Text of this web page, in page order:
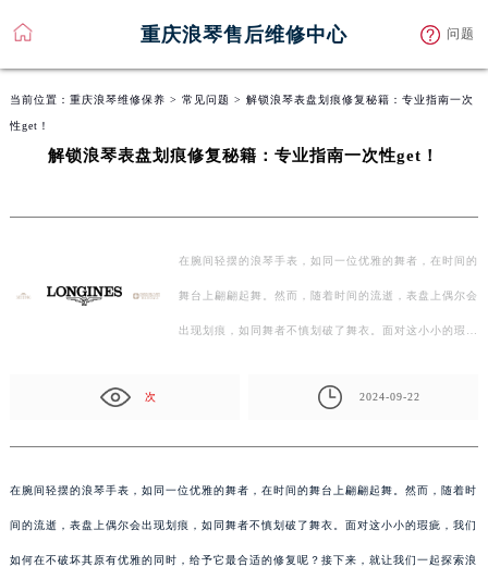
重庆浪琴售后维修中心 问题
当前位置： 重庆浪琴维修保养 > 常见问题 > 解锁浪琴表盘划痕修复秘籍：专业指南一次
性get！
解锁浪琴表盘划痕修复秘籍：专业指南一次性get！
在腕间轻摆的浪琴手表，如同一位优雅的舞者，在时间的
舞台上翩翩起舞。然而，随着时间的流逝，表盘上偶尔会
出现划痕，如同舞者不慎划破了舞衣。面对这小小的瑕
次 2024-09-22
在腕间轻摆的浪琴手表，如同一位优雅的舞者，在时间的舞台上翩翩起舞。然而，随着时
间的流逝，表盘上偶尔会出现划痕，如同舞者不慎划破了舞衣。面对这小小的瑕疵，我们
如何在不破坏其原有优雅的同时，给予它最合适的修复呢？接下来，就让我们一起探索浪